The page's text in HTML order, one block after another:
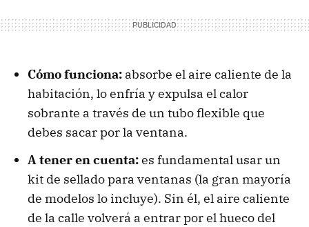
Climatizador evaporativo MIDEA
Cómo funciona: absorbe el aire caliente de la
habitación, lo enfría y expulsa el calor
sobrante a través de un tubo flexible que
debes sacar por la ventana.
A tener en cuenta:es fundamental usar un
kit de sellado para ventanas (la gran mayoría
de modelos lo incluye). Sin él, el aire caliente
de la calle volverá a entrar por el hueco del